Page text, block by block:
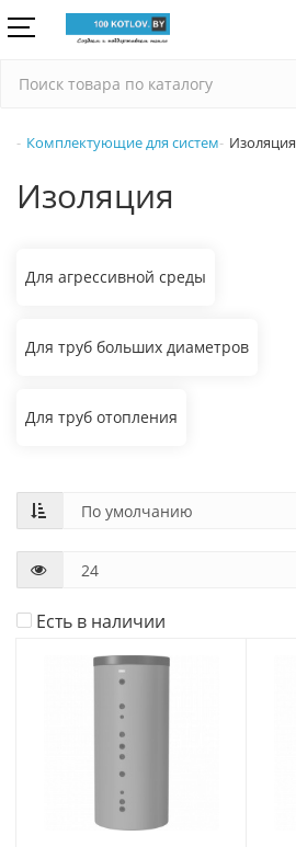
Комплектующие для систем Изоляция
Изоляция
Для агрессивной среды
Для труб больших диаметров
Для труб отопления
Есть в наличии